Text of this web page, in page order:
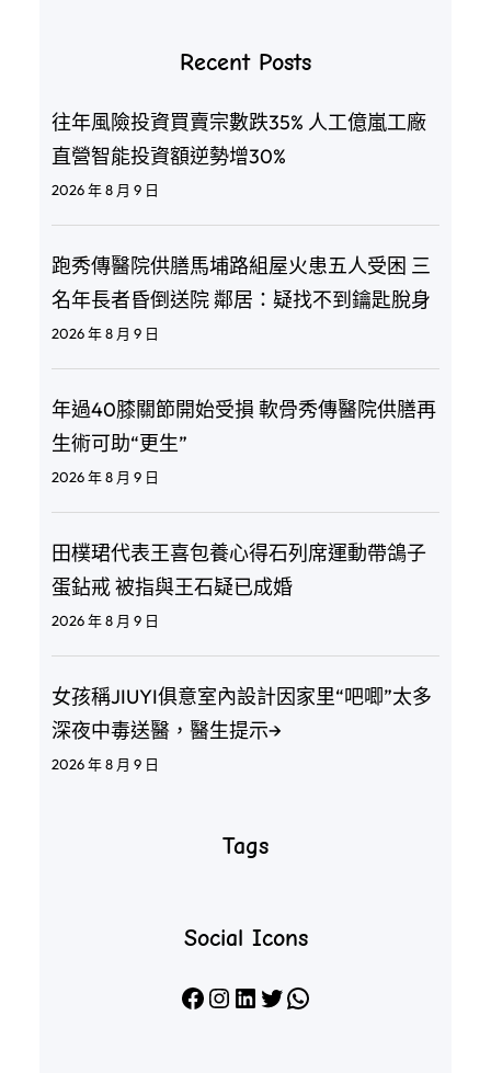
Recent Posts
往年風險投資買賣宗數跌35% 人工億嵐工廠
直營智能投資額逆勢增30%
2026 年 8 月 9 日
跑秀傳醫院供膳馬埔路組屋火患五人受困 三
名年長者昏倒送院 鄰居：疑找不到鑰匙脫身
2026 年 8 月 9 日
年過40膝關節開始受損 軟骨秀傳醫院供膳再
生術可助“更生”
2026 年 8 月 9 日
田樸珺代表王喜包養心得石列席運動帶鴿子
蛋鉆戒 被指與王石疑已成婚
2026 年 8 月 9 日
女孩稱JIUYI俱意室內設計因家里“吧唧”太多
深夜中毒送醫，醫生提示→
2026 年 8 月 9 日
Tags
Social Icons
Facebook Instagram LinkedIn X WhatsApp